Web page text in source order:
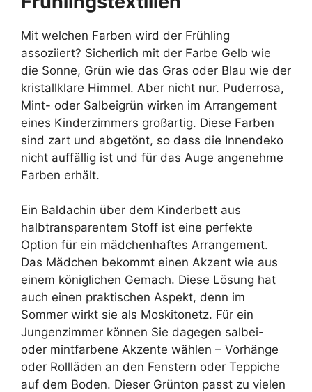
Mit welchen Farben wird der Frühling
assoziiert? Sicherlich mit der Farbe Gelb wie
die Sonne, Grün wie das Gras oder Blau wie der
kristallklare Himmel. Aber nicht nur. Puderrosa,
Mint- oder Salbeigrün wirken im Arrangement
eines Kinderzimmers großartig. Diese Farben
sind zart und abgetönt, so dass die Innendeko
nicht auffällig ist und für das Auge angenehme
Farben erhält.
Ein Baldachin über dem Kinderbett aus
halbtransparentem Stoff ist eine perfekte
Option für ein mädchenhaftes Arrangement.
Das Mädchen bekommt einen Akzent wie aus
einem königlichen Gemach. Diese Lösung hat
auch einen praktischen Aspekt, denn im
Sommer wirkt sie als Moskitonetz. Für ein
Jungenzimmer können Sie dagegen salbei-
oder mintfarbene Akzente wählen – Vorhänge
oder Rollläden an den Fenstern oder Teppiche
auf dem Boden. Dieser Grünton passt zu vielen